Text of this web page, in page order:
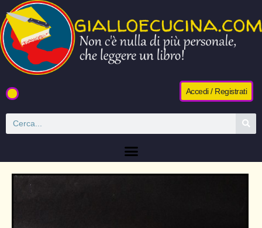
Accedi / Registrati